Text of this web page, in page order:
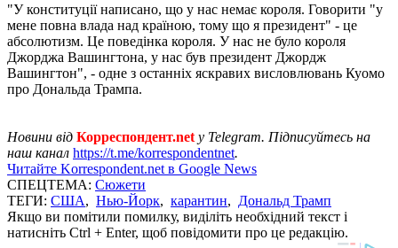
"У конституції написано, що у нас немає короля. Говорити "у
мене повна влада над країною, тому що я президент" - це
абсолютизм. Це поведінка короля. У нас не було короля
Джорджа Вашингтона, у нас був президент Джордж
Вашингтон", - одне з останніх яскравих висловлювань Куомо
про Дональда Трампа.
Новини від Корреспондент.net у Telegram. Підписуйтесь на
наш канал https://t.me/korrespondentnet.
Читайте Korrespondent.net в Google News
СПЕЦТЕМА: Сюжети
ТЕГИ: США, Нью-Йорк, карантин, Дональд Трамп
Якщо ви помітили помилку, виділіть необхідний текст і
натисніть Ctrl + Enter, щоб повідомити про це редакцію.